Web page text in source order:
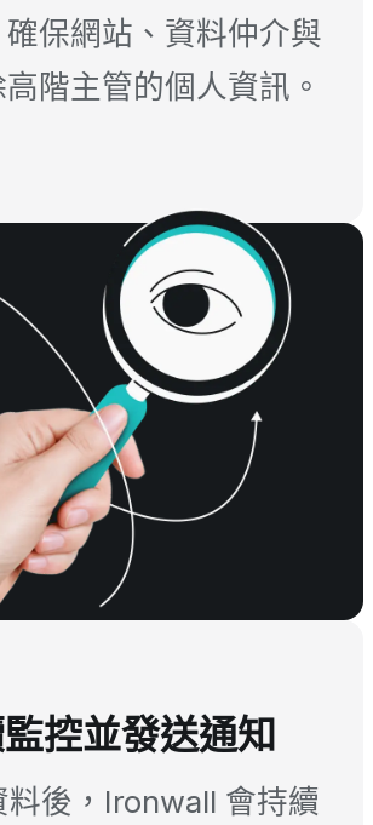
確保網站、資料仲介與
階主管的個人資訊。
控並發送通知
料後，Ironwall 會持續